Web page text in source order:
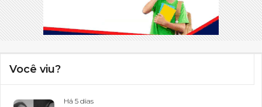
Você viu?
Há 5 dias